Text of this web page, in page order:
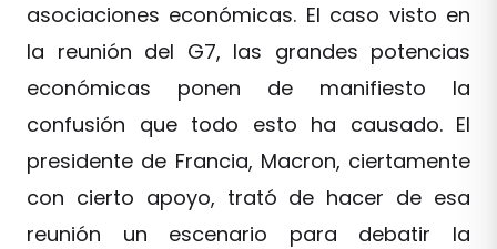
asociaciones económicas. El caso visto en
la reunión del G7, las grandes potencias
económicas ponen de manifiesto la
confusión que todo esto ha causado. El
presidente de Francia, Macron, ciertamente
con cierto apoyo, trató de hacer de esa
reunión un escenario para debatir la